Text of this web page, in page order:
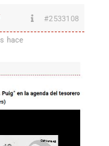
#2533108
hace